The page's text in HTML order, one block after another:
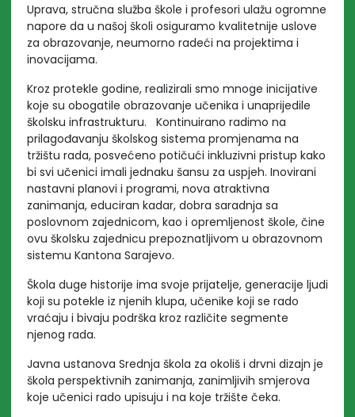
Uprava, stručna služba škole i profesori ulažu ogromne
napore da u našoj školi osiguramo kvalitetnije uslove
za obrazovanje, neumorno radeći na projektima i
inovacijama.
Kroz protekle godine, realizirali smo mnoge inicijative
koje su obogatile obrazovanje učenika i unaprijedile
školsku infrastrukturu. Kontinuirano radimo na
prilagođavanju školskog sistema promjenama na
tržištu rada, posvećeno potičući inkluzivni pristup kako
bi svi učenici imali jednaku šansu za uspjeh. Inovirani
nastavni planovi i programi, nova atraktivna
zanimanja, educiran kadar, dobra saradnja sa
poslovnom zajednicom, kao i opremljenost škole, čine
ovu školsku zajednicu prepoznatljivom u obrazovnom
sistemu Kantona Sarajevo.
Škola duge historije ima svoje prijatelje, generacije ljudi
koji su potekle iz njenih klupa, učenike koji se rado
vraćaju i bivaju podrška kroz različite segmente
njenog rada.
Javna ustanova Srednja škola za okoliš i drvni dizajn je
škola perspektivnih zanimanja, zanimljivih smjerova
koje učenici rado upisuju i na koje tržište čeka.